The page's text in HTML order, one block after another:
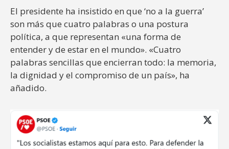
El presidente ha insistido en que ‘no a la guerra’
son más que cuatro palabras o una postura
política, a que representan «una forma de
entender y de estar en el mundo». «Cuatro
palabras sencillas que encierran todo: la memoria,
la dignidad y el compromiso de un país», ha
añadido.